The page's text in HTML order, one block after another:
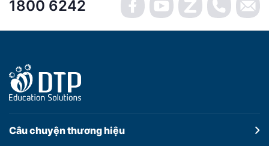
1800 6242
Câu chuyệnthương hiệu